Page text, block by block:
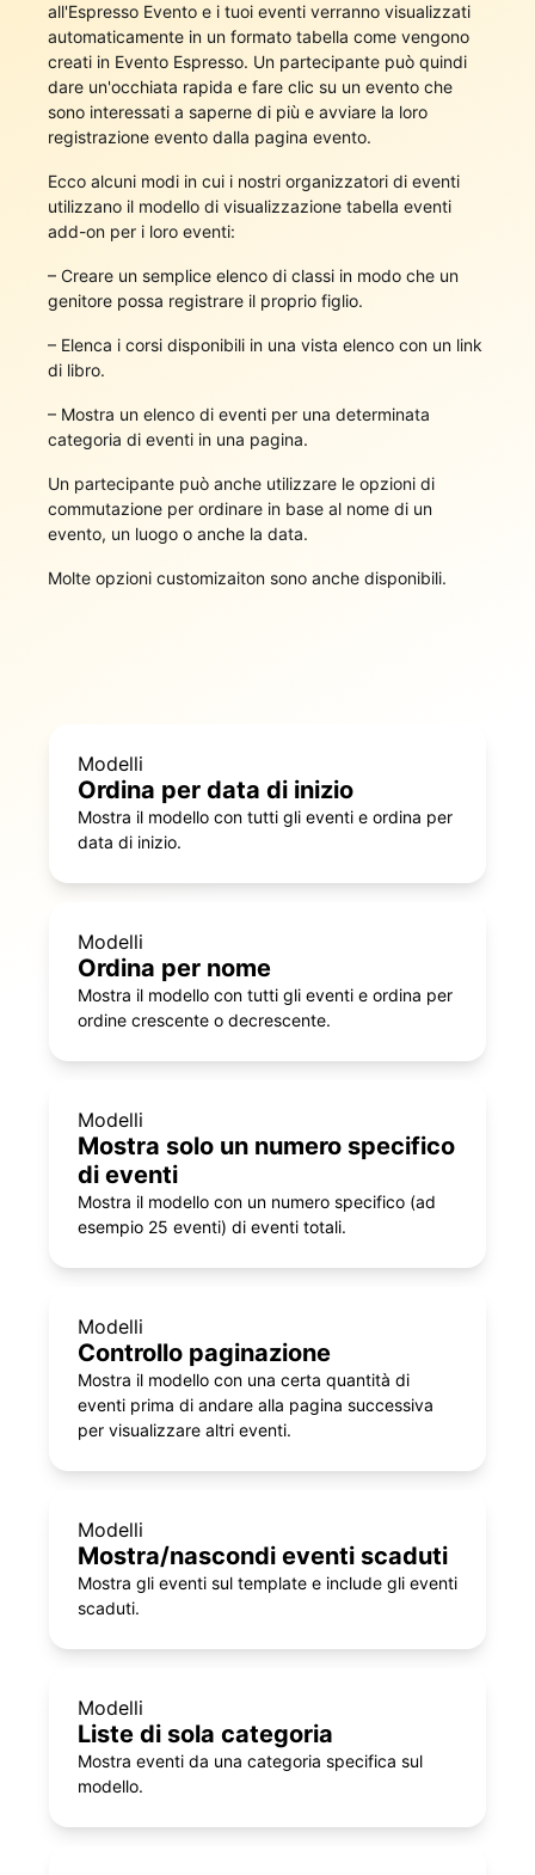
all'Espresso Evento e i tuoi eventi verranno visualizzati
automaticamente in un formato tabella come vengono
creati in Evento Espresso. Un partecipante può quindi
dare un'occhiata rapida e fare clic su un evento che
sono interessati a saperne di più e avviare la loro
registrazione evento dalla pagina evento.
Ecco alcuni modi in cui i nostri organizzatori di eventi
utilizzano il modello di visualizzazione tabella eventi
add-on per i loro eventi:
– Creare un semplice elenco di classi in modo che un
genitore possa registrare il proprio figlio.
– Elenca i corsi disponibili in una vista elenco con un link
di libro.
– Mostra un elenco di eventi per una determinata
categoria di eventi in una pagina.
Un partecipante può anche utilizzare le opzioni di
commutazione per ordinare in base al nome di un
evento, un luogo o anche la data.
Molte opzioni customizaiton sono anche disponibili.
Modelli
Ordina per data di inizio
Mostra il modello con tutti gli eventi e ordina per
data di inizio.
Modelli
Ordina per nome
Mostra il modello con tutti gli eventi e ordina per
ordine crescente o decrescente.
Modelli
Mostra solo un numero specifico
di eventi
Mostra il modello con un numero specifico (ad
esempio 25 eventi) di eventi totali.
Modelli
Controllo paginazione
Mostra il modello con una certa quantità di
eventi prima di andare alla pagina successiva
per visualizzare altri eventi.
Modelli
Mostra/nascondi eventi scaduti
Mostra gli eventi sul template e include gli eventi
scaduti.
Modelli
Liste di sola categoria
Mostra eventi da una categoria specifica sul
modello.